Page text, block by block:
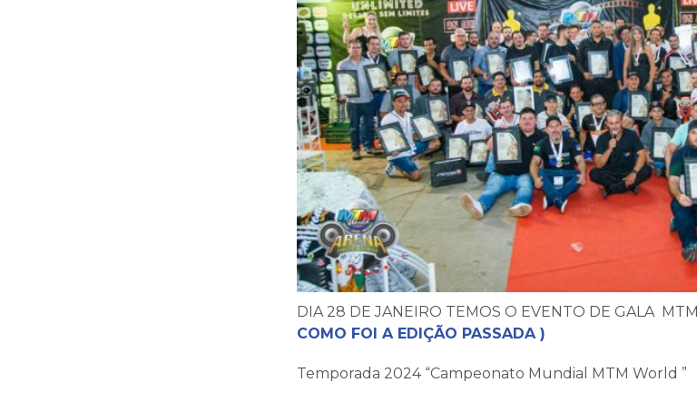
DIA 28 DE JANEIRO TEMOS O EVENTO DE GALA MTM
COMO FOI A EDIÇÃO PASSADA )
Temporada 2024 “Campeonato Mundial MTM World ”